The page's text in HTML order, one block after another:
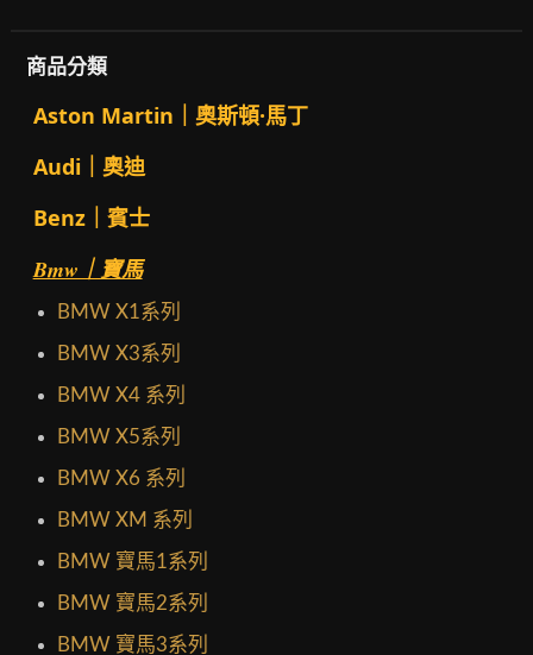
商品分類
Aston Martin｜奧斯頓·馬丁
Audi｜奧迪
Benz｜賓士
Bmw｜寶馬
BMW X1系列
BMW X3系列
BMW X4 系列
BMW X5系列
BMW X6 系列
BMW XM 系列
BMW 寶馬1系列
BMW 寶馬2系列
BMW 寶馬3系列